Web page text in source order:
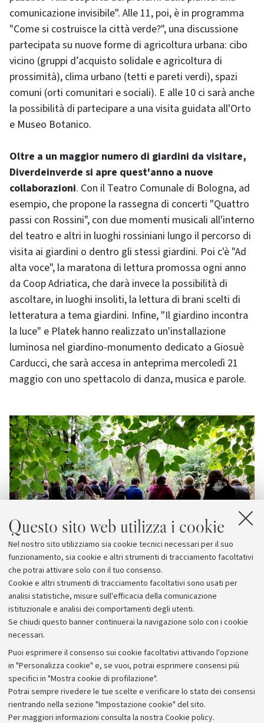
Questo sito web utilizza i cookie
Nel nostro sito utilizziamo sia cookie tecnici necessari per il suo
funzionamento, sia cookie e altri strumenti di tracciamento facoltativi
che potrai attivare solo con il tuo consenso.
Cookie e altri strumenti di tracciamento facoltativi sono usati per
analisi statistiche, misure sull'efficacia della comunicazione
istituzionale e analisi dei comportamenti degli utenti.
Se chiudi questo banner continuerai la navigazione solo con i cookie
necessari.
Puoi esprimere il consenso sui cookie facoltativi attivando l'opzione
in "Personalizza cookie" e, se vuoi, potrai esprimere consensi più
specifici in "Mostra cookie di profilazione".
Potrai sempre rivedere le tue scelte e verificare lo stato dei consensi
rientrando nella sezione "Impostazione cookie" del sito.
Per maggiori informazioni consulta la nostra Cookie policy.
comunicazione invisibile". Alle 11, poi, è in programma
"Come si costruisce la città verde?", una discussione
partecipata su nuove forme di agricoltura urbana: cibo
vicino (gruppi d’acquisto solidale e agricoltura di
prossimità), clima urbano (tetti e pareti verdi), spazi
comuni (orti comunitari e sociali). E alle 10 ci sarà anche
la possibilità di partecipare a una visita guidata all'Orto
e Museo Botanico.
Oltre a un maggior numero di giardini da visitare,
Diverdeinverde si apre quest'anno a nuove
collaborazioni. Con il Teatro Comunale di Bologna, ad
esempio, che propone la rassegna di concerti "Quattro
passi con Rossini", con due momenti musicali all'interno
del teatro e altri in luoghi rossiniani lungo il percorso di
visita ai giardini o dentro gli stessi giardini. Poi c'è "Ad
alta voce", la maratona di lettura promossa ogni anno
da Coop Adriatica, che darà invece la possibilità di
ascoltare, in luoghi insoliti, la lettura di brani scelti di
letteratura a tema giardini. Infine, "Il giardino incontra
la luce" e Platek hanno realizzato un'installazione
luminosa nel giardino-monumento dedicato a Giosuè
Carducci, che sarà accesa in anteprima mercoledì 21
maggio con uno spettacolo di danza, musica e parole.
Archivio
Comunicati stampa
Redazione
Rassegna stampa